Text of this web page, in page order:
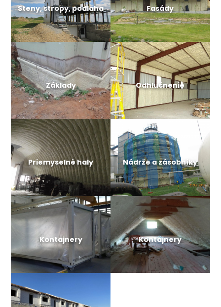
Steny, stropy, podlaha Fasády
Základy Odhlučnenie
Priemyselné haly Nádrže a zásobníky
Kontajnery Kontajnery